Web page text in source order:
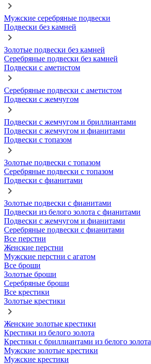
Мужские серебряные подвески
Подвески без камней
Золотые подвески без камней
Серебряные подвески без камней
Подвески с аметистом
Серебряные подвески с аметистом
Подвески с жемчугом
Подвески с жемчугом и бриллиантами
Подвески с жемчугом и фианитами
Подвески с топазом
Золотые подвески с топазом
Серебряные подвески с топазом
Подвески с фианитами
Золотые подвески с фианитами
Подвески из белого золота с фианитами
Подвески с жемчугом и фианитами
Серебряные подвески с фианитами
Все перстни
Женские перстни
Мужские перстни с агатом
Все броши
Золотые броши
Серебряные броши
Все крестики
Золотые крестики
Женские золотые крестики
Крестики из белого золота
Крестики с бриллиантами из белого золота
Мужские золотые крестики
Мужские крестики